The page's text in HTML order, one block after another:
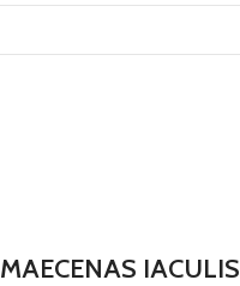
MAECENAS IACULIS